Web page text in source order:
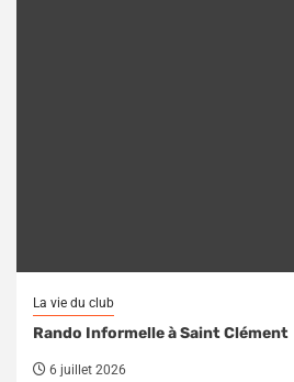
La vie du club
Rando Informelle à Saint Clément
6 juillet 2026